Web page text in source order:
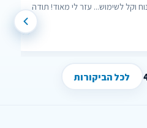
וקל לשימוש... עזר לי מאוד! תודה
”
לכל הביקורות